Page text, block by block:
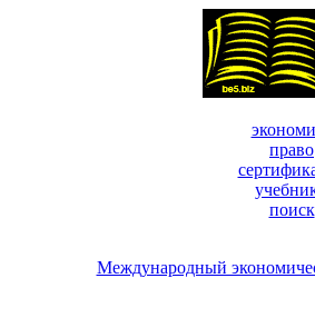
право
поиск
Международный